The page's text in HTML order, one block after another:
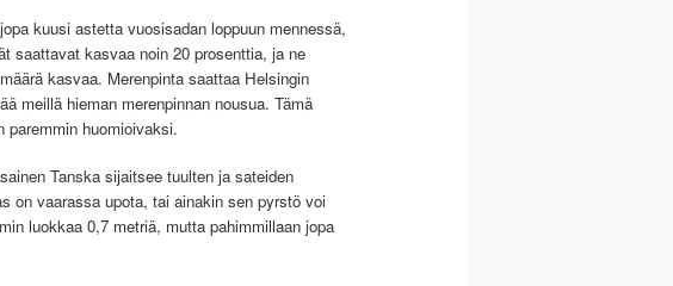
kuusi astetta vuosisadan loppuun mennessä,
saattavat kasvaa noin 20 prosenttia, ja ne
kasvaa. Merenpinta saattaa Helsingin
meillä hieman merenpinnan nousua. Tämä
paremmin huomioivaksi.
Tanska sijaitsee tuulten ja sateiden
on vaarassa upota, tai ainakin sen pyrstö voi
luokkaa 0,7 metriä, mutta pahimmillaan jopa